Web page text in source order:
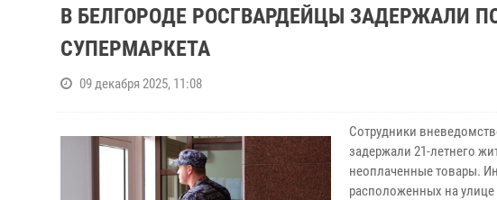
В БЕЛГОРОДЕ РОСГВАРДЕЙЦЫ ЗАДЕРЖАЛИ
СУПЕРМАРКЕТА
09 декабря 2025, 11:08
Сотрудники
задержали 21-летнего
неоплаченные товары.
расположенных на